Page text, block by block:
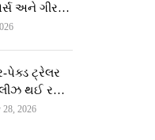
અને ગીર
દૂધની શુદ્ધ
પેક્ડ ટ્રેલર
થઈ રહેલ
જોવા
28, 2026